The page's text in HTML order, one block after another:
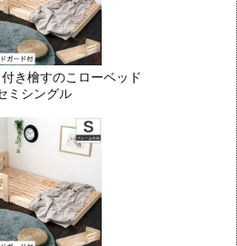
き檜すのこローベッド
ミシングル